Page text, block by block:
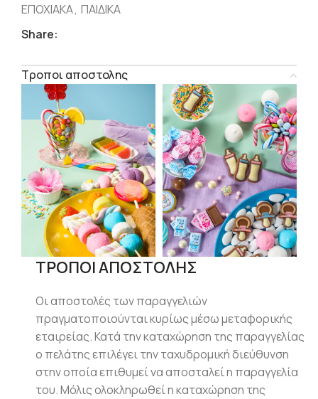
ΕΠΟΧΙΑΚΑ, ΠΑΙΔΙΚΑ
Share:
Τροποι αποστολης
ΤΡΟΠΟΙ ΑΠΟΣΤΟΛΗΣ
Οι αποστολές των παραγγελιών
πραγματοποιούνται κυρίως μέσω μεταφορικής
εταιρείας. Κατά την καταχώρηση της παραγγελίας
ο πελάτης επιλέγει την ταχυδρομική διεύθυνση
στην οποία επιθυμεί να αποσταλεί η παραγγελία
του. Μόλις ολοκληρωθεί η καταχώρηση της